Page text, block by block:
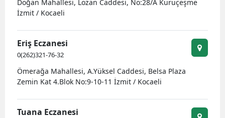
Doğan Mahallesi, Lozan Caddesi, No:28/A Kuruçeşme
İzmit / Kocaeli
Eriş Eczanesi
0(262)321-76-32
Ömerağa Mahallesi, A.Yüksel Caddesi, Belsa Plaza
Zemin Kat 4.Blok No:9-10-11 İzmit / Kocaeli
Tuana Eczanesi